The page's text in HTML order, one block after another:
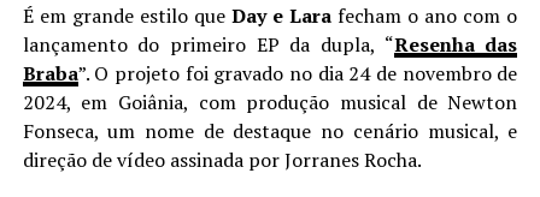
É em grande estilo que Day e Lara fecham o ano com o
lançamento do primeiro EP da dupla, “Resenha das
Braba”. O projeto foi gravado no dia 24 de novembro de
2024, em Goiânia, com produção musical de Newton
Fonseca, um nome de destaque no cenário musical, e
direção de vídeo assinada por Jorranes Rocha.